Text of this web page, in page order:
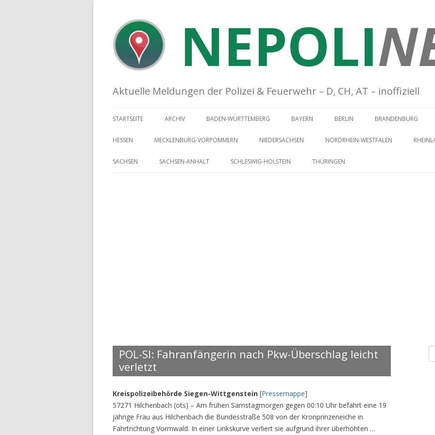
NEPOLI
Aktuelle Meldungen der Polizei & Feuerwehr – D, CH, AT – inoffiziell
STARTSEITE ARCHIV BADEN-WÜRTTEMBERG BAYERN BERLIN BRANDENBURG
HESSEN MECKLENBURG-VORPOMMERN NIEDERSACHSEN NORDRHEIN-WESTFALEN
SACHSEN SACHSEN-ANHALT SCHLESWIG-HOLSTEIN THÜRINGEN
POL-SI: Fahranfängerin nach Pkw-Überschlag leicht
verletzt
Kreispolizeibehörde Siegen-Wittgenstein [Pressemappe]
57271 Hilchenbach (ots) – Am frühen Samstagmorgen gegen 00:10 Uhr befährt eine 19
jährige Frau aus Hilchenbach die Bundesstraße 508 von der Kronprinzeneiche in
Fahrtrichtung Vormwald. In einer Linkskurve verliert sie aufgrund ihrer überhöhten …